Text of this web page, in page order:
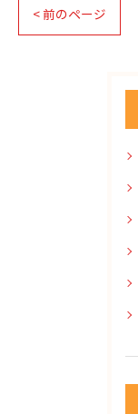
< 前のページ